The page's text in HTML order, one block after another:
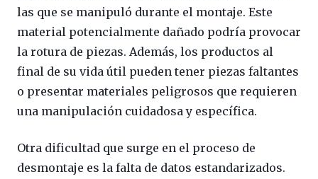
las que se manipuló durante el montaje. Este
material potencialmente dañado podría provocar
la rotura de piezas. Además, los productos al
final de su vida útil pueden tener piezas faltantes
o presentar materiales peligrosos que requieren
una manipulación cuidadosa y específica.
Otra dificultad que surge en el proceso de
desmontaje es la falta de datos estandarizados.